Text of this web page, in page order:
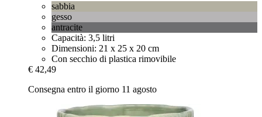
sabbia
gesso
antracite
Capacità: 3,5 litri
Dimensioni: 21 x 25 x 20 cm
Con secchio di plastica rimovibile
€ 42,49
Consegna entro il giorno 11 agosto